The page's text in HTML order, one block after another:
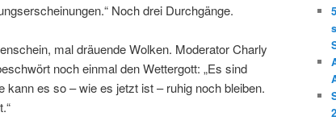
Noch drei Durchgänge.
mal dräuende Wolken. Moderator Charly
noch einmal den Wettergott: „Es sind
kann es so – wie es jetzt ist – ruhig noch bleiben.